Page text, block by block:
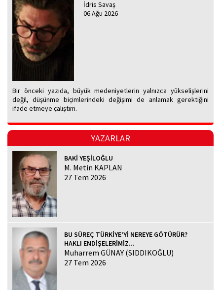
İdris Savaş
06 Ağu 2026
Bir önceki yazıda, büyük medeniyetlerin yalnızca yükselişlerini
değil, düşünme biçimlerindeki değişimi de anlamak gerektiğini
ifade etmeye çalıştım.
YAZARLAR
BAKİ YEŞİLOĞLU
M. Metin KAPLAN
27 Tem 2026
BU SÜREÇ TÜRKİYE’Yİ NEREYE GÖTÜRÜR?
HAKLI ENDİŞELERİMİZ...
Muharrem GÜNAY (SIDDIKOĞLU)
27 Tem 2026